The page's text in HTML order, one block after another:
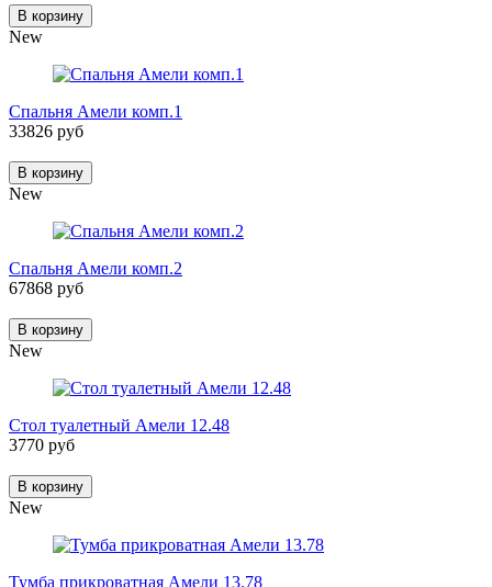
В корзину
New
Спальня Амели комп.1
33826 руб
В корзину
New
Спальня Амели комп.2
67868 руб
В корзину
New
Стол туалетный Амели 12.48
3770 руб
В корзину
New
Тумба прикроватная Амели 13.78